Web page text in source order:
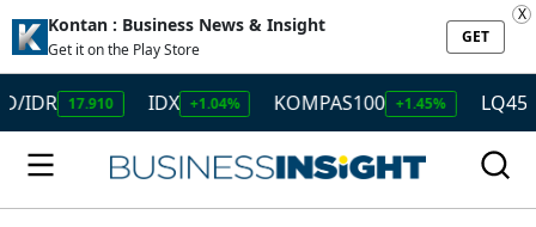
Kontan : Business News & Insight
Get it on the Play Store
GET
X
17.910 IDX +1.04% KOMPAS100 +1.45% LQ45 +1.50%